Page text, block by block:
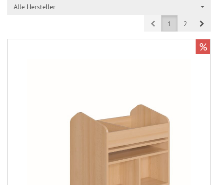
Alle Hersteller
1 2
%